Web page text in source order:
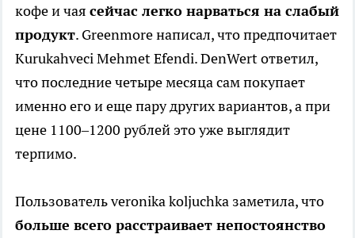
кофе и чая сейчас легко нарваться на слабый
продукт. Greenmore написал, что предпочитает
Kurukahveci Mehmet Efendi. DenWert ответил,
что последние четыре месяца сам покупает
именно его и еще пару других вариантов, а при
цене 1100–1200 рублей это уже выглядит
терпимо.
Пользователь veronika koljuchka заметила, что
больше всего расстраивает непостоянство